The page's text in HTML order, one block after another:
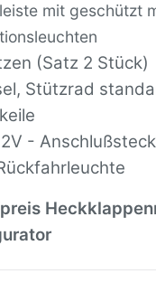
mit geschützt
(Satz 2 Stück)
Stützrad
-